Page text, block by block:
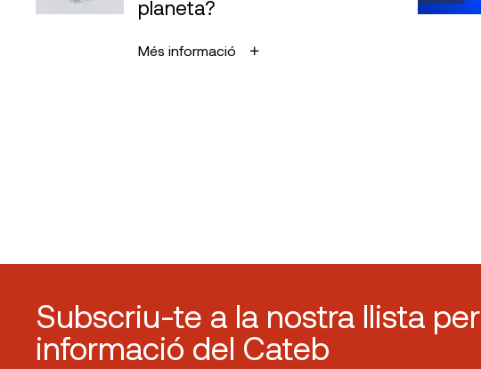
planeta?
Més informació
Subscriu-te a la nostra llista
informació del Cateb